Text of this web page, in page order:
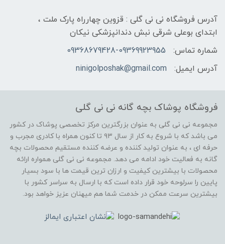
آدرس فروشگاه نی نی گلی : قزوین چهارراه پارک ملت ،
ابتدای بوعلی شرقی نبش دندانپزشکی نیکان
شماره تماس:
09368679428-09369923955
آدرس ایمیل:
ninigolposhak@gmail.com
فروشگاه پوشاک بچه گانه نی نی گلی
مجموعه نی نی گلی به عنوان بزرگترین مرکز تخصصی پوشاک در کشور
می باشد که با شروع به کار از سال ۹۳ تا کنون همراه با کادری مجرب و
حرفه ای ، به عنوان تولید کننده و عرضه کننده مستقیم محصولات بچه
گانه به فعالیت خود ادامه می دهد. مجموعه نی نی گلی همواره ارائه
محصولات با بیشترین کیفیت و ارزان ترین قیمت ها با سود بسیار
پایین را سرلوحه خود قرار داده است که با ارسال به سراسر کشور با
بیشترین سرعت ممکن در خدمت شما هم میهنان عزیز خواهد بود.